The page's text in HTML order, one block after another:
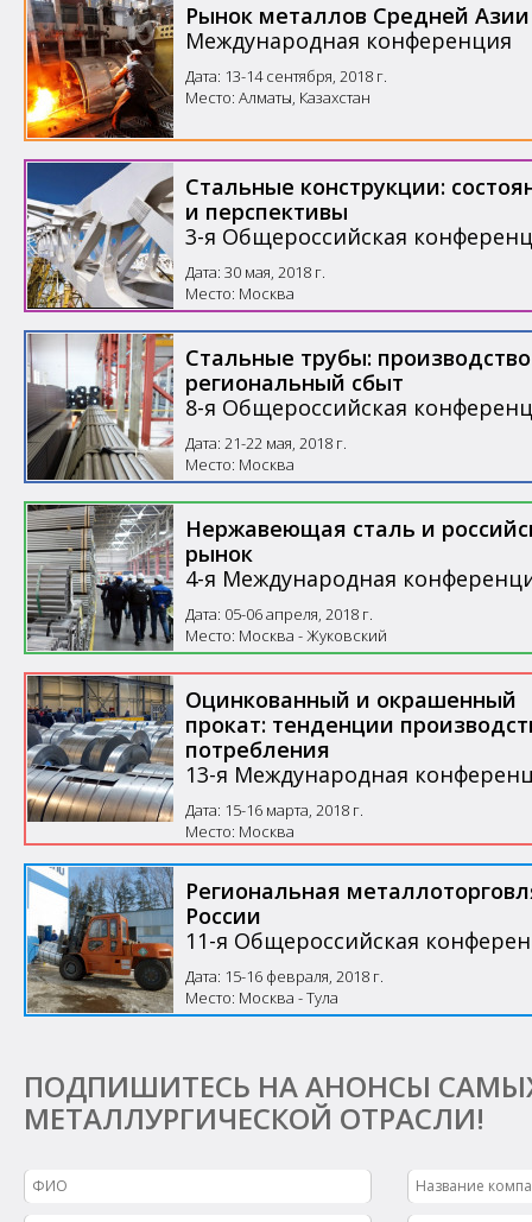
Рынок металлов Средней Азии
Международная конференция
Дата: 13-14 сентября, 2018 г.
Место: Алматы, Казахстан
Стальные конструкции:
и перспективы
3-я Общероссийская
Дата: 30 мая, 2018 г.
Место: Москва
Стальные трубы:
региональный сбыт
8-я Общероссийская
Дата: 21-22 мая, 2018 г.
Место: Москва
Нержавеющая сталь и
рынок
4-я Международная
Дата: 05-06 апреля, 2018 г.
Место: Москва - Жуковский
Оцинкованный и окрашенный
прокат: тенденции
потребления
13-я Международная
Дата: 15-16 марта, 2018 г.
Место: Москва
Региональная
России
11-я Общероссийская
Дата: 15-16 февраля, 2018 г.
Место: Москва - Тула
ПОДПИШИТЕСЬ НА АНОНСЫ
МЕТАЛЛУРГИЧЕСКОЙ ОТРАСЛИ!